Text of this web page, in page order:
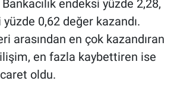
endeksi yüzde 2,28,
0,62 değer kazandı.
arasından en çok kazandıran
en fazla kaybettiren ise
oldu.